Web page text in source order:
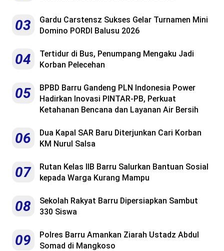
03
Gardu Carstensz Sukses Gelar Turnamen Mini
Domino PORDI Balusu 2026
04
Tertidur di Bus, Penumpang Mengaku Jadi
Korban Pelecehan
05
BPBD Barru Gandeng PLN Indonesia Power
Hadirkan Inovasi PINTAR-PB, Perkuat
Ketahanan Bencana dan Layanan Air Bersih
06
Dua Kapal SAR Baru Diterjunkan Cari Korban
KM Nurul Salsa
07
Rutan Kelas IIB Barru Salurkan Bantuan Sosial
kepada Warga Kurang Mampu
08
Sekolah Rakyat Barru Dipersiapkan Sambut
330 Siswa
09
Polres Barru Amankan Ziarah Ustadz Abdul
Somad di Mangkoso